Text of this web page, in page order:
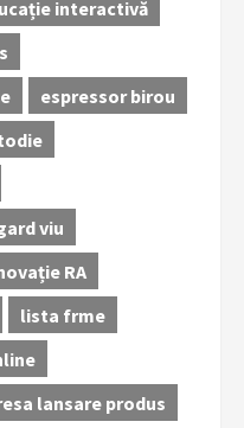
interactivă
espressor birou
viu
RA
lista frme
lansare produs